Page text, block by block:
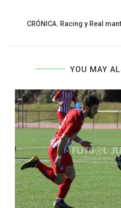
CRÓNICA. Racing y Real
YOU MAY